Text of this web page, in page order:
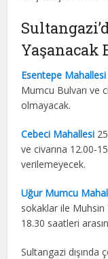
Yaşanacak
Esentepe Mahallesi
Mumcu Bulvarı ve
olmayacak.
Cebeci Mahallesi
ve civarına 12.00-
verilemeyecek.
Uğur Mumcu
sokaklar ile Muhsin
18.30 saatleri
Sultangazi dışında